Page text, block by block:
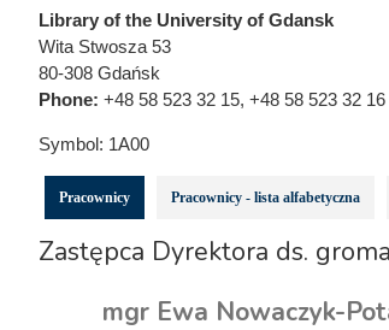
Library of the University of Gdansk
Wita Stwosza 53
80-308 Gdańsk
Phone: +48 58 523 32 15, +48 58 523 32 16
Symbol: 1A00
Pracownicy Pracownicy - lista alfabetyczna
Zastępca Dyrektora ds.
mgr Ewa Nowaczyk-